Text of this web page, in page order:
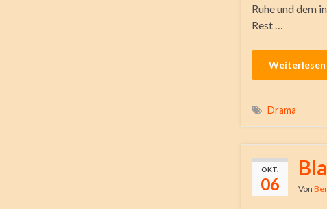
Ruhe und dem
Rest …
Weiterlesen
Drama
OKT.
06 Von